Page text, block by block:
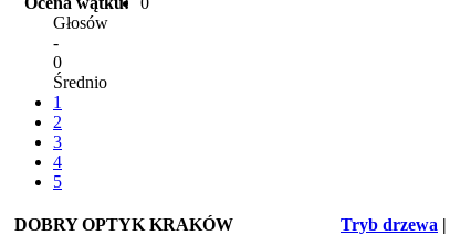
Głosów
-
0
Średnio
1
2
3
4
5
Tryb drzewa |
DOBRY OPTYK KRAKÓW